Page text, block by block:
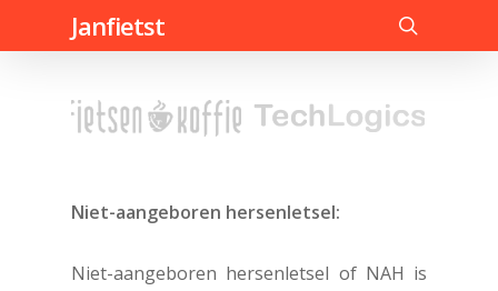
to
Janfietst
search
Niet-aangeboren hersenletsel:
Niet-aangeboren hersenletsel of NAH is